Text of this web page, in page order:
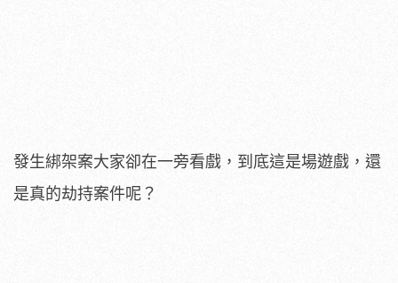
發生綁架案大家卻在一旁看戲，到底這是場遊戲，還
是真的劫持案件呢？